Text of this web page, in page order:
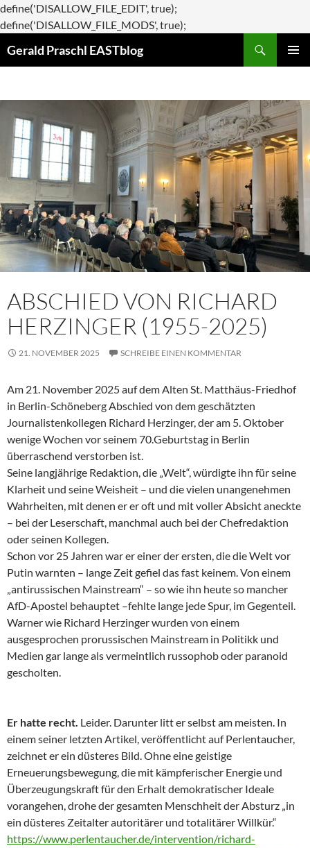
define('DISALLOW_FILE_EDIT', true);
define('DISALLOW_FILE_MODS', true);
Gerald Praschl EASTblog
ABSCHIED VON RICHARD
HERZINGER (1955-2025)
21. NOVEMBER 2025 SCHREIBE EINEN KOMMENTAR
Am 21. November 2025 auf dem Alten St. Matthäus-Friedhof
in Berlin-Schöneberg Abschied von dem geschätzten
Journalistenkollegen Richard Herzinger, der am 5. Oktober
wenige Wochen vor seinem 70.Geburtstag in Berlin
überraschend verstorben ist.
Seine langjährige Redaktion, die „Welt“, würdigte ihn für seine
Klarheit und seine Weisheit – und die vielen unangenehmen
Wahrheiten, mit denen er er oft und mit voller Absicht aneckte
– bei der Leserschaft, manchmal auch bei der Chefredaktion
oder seinen Kollegen.
Schon vor 25 Jahren war er einer der ersten, die die Welt vor
Putin warnten – lange Zeit gefiel das fast keinem. Von einem
„antirussischen Mainstream“ – so wie ihn heute so mancher
AfD-Apostel behauptet –fehlte lange jede Spur, im Gegenteil.
Warner wie Richard Herzinger wurden von einem
ausgesprochen prorussischen Mainstream in Politikk und
Medien gar lange als vermeintlich russophob oder paranoid
gescholten.
Er hatte recht. Leider. Darunter litt er selbst am meisten. In
einem seiner letzten Artikel, veröffentlicht auf Perlentaucher,
zeichnet er ein düsteres Bild. Ohne eine geistige
Erneuerungsbewegung, die mit kämpferischer Energie und
Überzeugungskraft für den Erhalt demokratischer Ideale
vorangehen, drohe der gesamten Menschheit der Absturz „in
ein düsteres Zeitalter autoritärer und totalitärer Willkür.“
https://www.perlentaucher.de/intervention/richard-